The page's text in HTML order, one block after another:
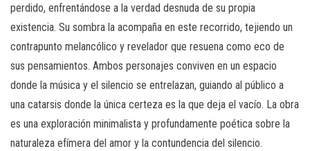
perdido, enfrentándose a la verdad desnuda de su propia
existencia. Su sombra la acompaña en este recorrido, tejiendo un
contrapunto melancólico y revelador que resuena como eco de
sus pensamientos. Ambos personajes conviven en un espacio
donde la música y el silencio se entrelazan, guiando al público a
una catarsis donde la única certeza es la que deja el vacío. La obra
es una exploración minimalista y profundamente poética sobre la
naturaleza efímera del amor y la contundencia del silencio.